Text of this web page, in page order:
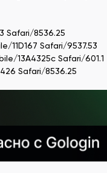
Safari/8536.25
11D167 Safari/9537.53
13A4325c Safari/601.1
Safari/8536.25